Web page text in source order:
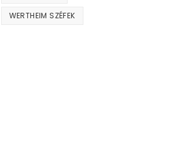
WERTHEIM SZÉFEK